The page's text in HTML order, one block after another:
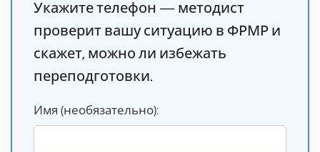
Укажите телефон — методист
проверит вашу ситуацию в ФРМР и
скажет, можно ли избежать
переподготовки.
Имя (необязательно):